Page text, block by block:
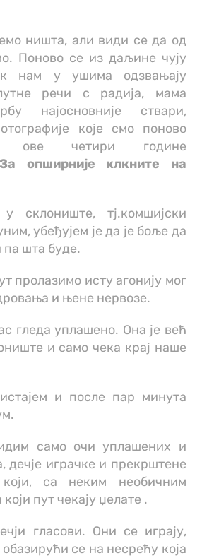
ништа, али види се да од
Поново се из даљине чују
нам у ушима одзвањају
речи с радија, мама
најосновније ствари,
које смо поново
ове четири године
опширније клкните на
склониште, тј.комшијски
убеђујем је да је боље да
па шта буде.
пролазимо исту агонију мог
и њене нервозе.
гледа уплашено. Она је већ
и само чека крај наше
и после пар минута
само очи уплашених и
дечје играчке и прекрштене
са неким необичним
пут чекају џелате .
гласови. Они се играју,
обазирући се на несрећу која